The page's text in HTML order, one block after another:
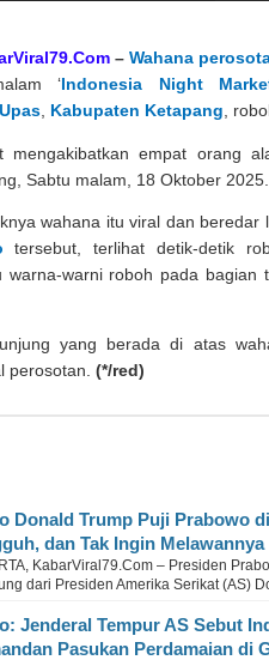
– Wahana
‘ Indonesia Night
, Kabupaten Ketapang,
mengakibatkan empat orang
Sabtu malam, 18 Oktober 2025.
wahana itu viral dan beredar
tersebut, terlihat detik-detik
warna-warni roboh pada bagian
yang berada di atas
perosotan. (*/red)
Donald Trump Puji Prabowo
dan Tak Ingin Melawannya
KabarViral79.Com – Presiden
dari Presiden Amerika Serikat (AS)
Jenderal Tempur AS Sebut
Pasukan Perdamaian di